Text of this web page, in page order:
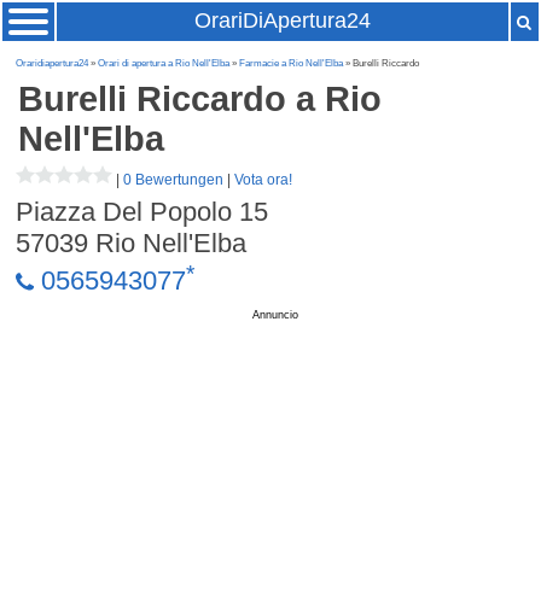
OrariDiApertura24
Oraridiapertura24»Orari di apertura a Rio Nell'Elba» Farmacie a Rio Nell'Elba» Burelli Riccardo
Burelli Riccardo a Rio
Nell'Elba
|0 Bewertungen |Vota ora!
Piazza Del Popolo 15
57039 Rio Nell'Elba
0565943077*
Annuncio